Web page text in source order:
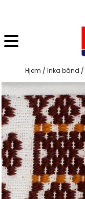
Hjem / Inka bånd /